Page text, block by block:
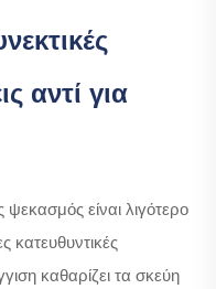
αντί για
είναι λιγότερο
κατευθυντικές
καθαρίζει τα σκεύη